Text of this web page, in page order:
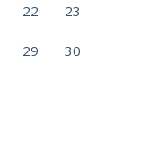
22 23
29 30